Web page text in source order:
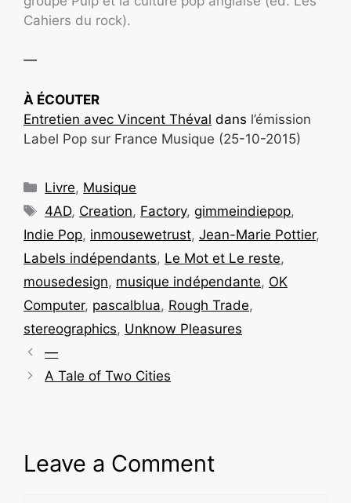
Cahiers du rock).
—
À ÉCOUTER
Entretien avec Vincent Théval dans l’émission
Label Pop sur France Musique (25-10-2015)
Livre, Musique
4AD, Creation, Factory,gimmeindiepop,
Indie Pop, inmousewetrust, Jean-Marie Pottier,
Labels indépendants, Le Mot et Le reste,
mousedesign, musique indépendante, OK
Computer, pascalblua, Rough Trade,
stereographics, Unknow Pleasures
—
A Tale of Two Cities
Leave a Comment